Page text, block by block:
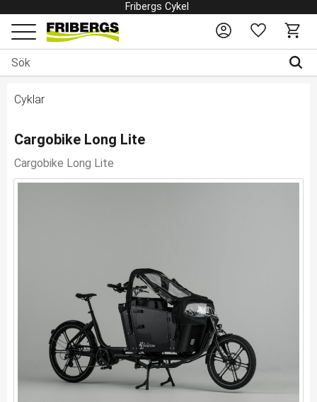
Meny
Fribergs Cykel
Favoriter
Cyklar
Cargobike Long Lite
Cargobike Long Lite